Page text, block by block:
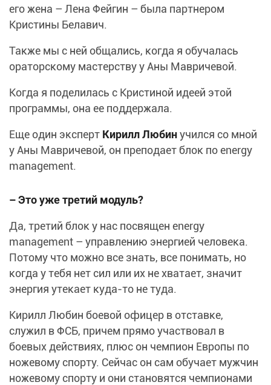
его жена – Лена Фейгин – была партнером
Кристины Белавич.
Также мы с ней общались, когда я обучалась
ораторскому мастерству у Аны Мавричевой.
Когда я поделилась с Кристиной идеей этой
программы, она ее поддержала.
Еще один эксперт Кирилл Любинучился со мной
у Аны Мавричевой, он преподает блок по energy
management.
–Это уже третий модуль?
Да, третий блок у нас посвящен energy
management – управлению энергией человека.
Потому что можно все знать, все понимать, но
когда у тебя нет сил или их не хватает, значит
энергия утекает куда-то не туда.
Кирилл Любин боевой офицер в отставке,
служил в ФСБ, причем прямо участвовал в
боевых действиях, плюс он чемпион Европы по
ножевому спорту. Сейчас он сам обучает мужчин
ножевому спорту и они становятся чемпионами